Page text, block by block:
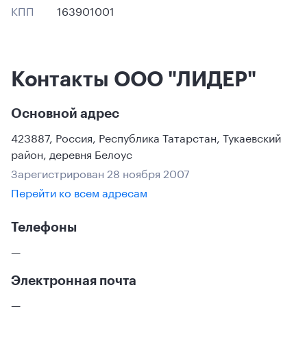
КПП
163901001
Контакты ООО "ЛИДЕР"
Основной адрес
423887, Россия, Республика Татарстан, Тукаевский
район, деревня Белоус
Зарегистрирован 28 ноября 2007
Перейти ко всем адресам
Телефоны
—
Электронная почта
—